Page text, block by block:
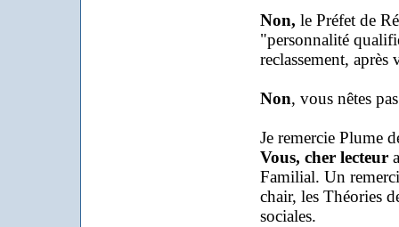
Non, le Préfet de
"personnalité
reclassement,
Non, vous nêtes
Je remercie Plume
Vous, cher lecteur
Familial. Un
chair, les Théories
sociales.